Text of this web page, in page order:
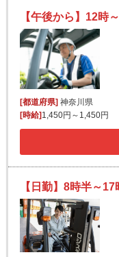
[都道府県]神奈川県
[時給]1,450円～1,450円